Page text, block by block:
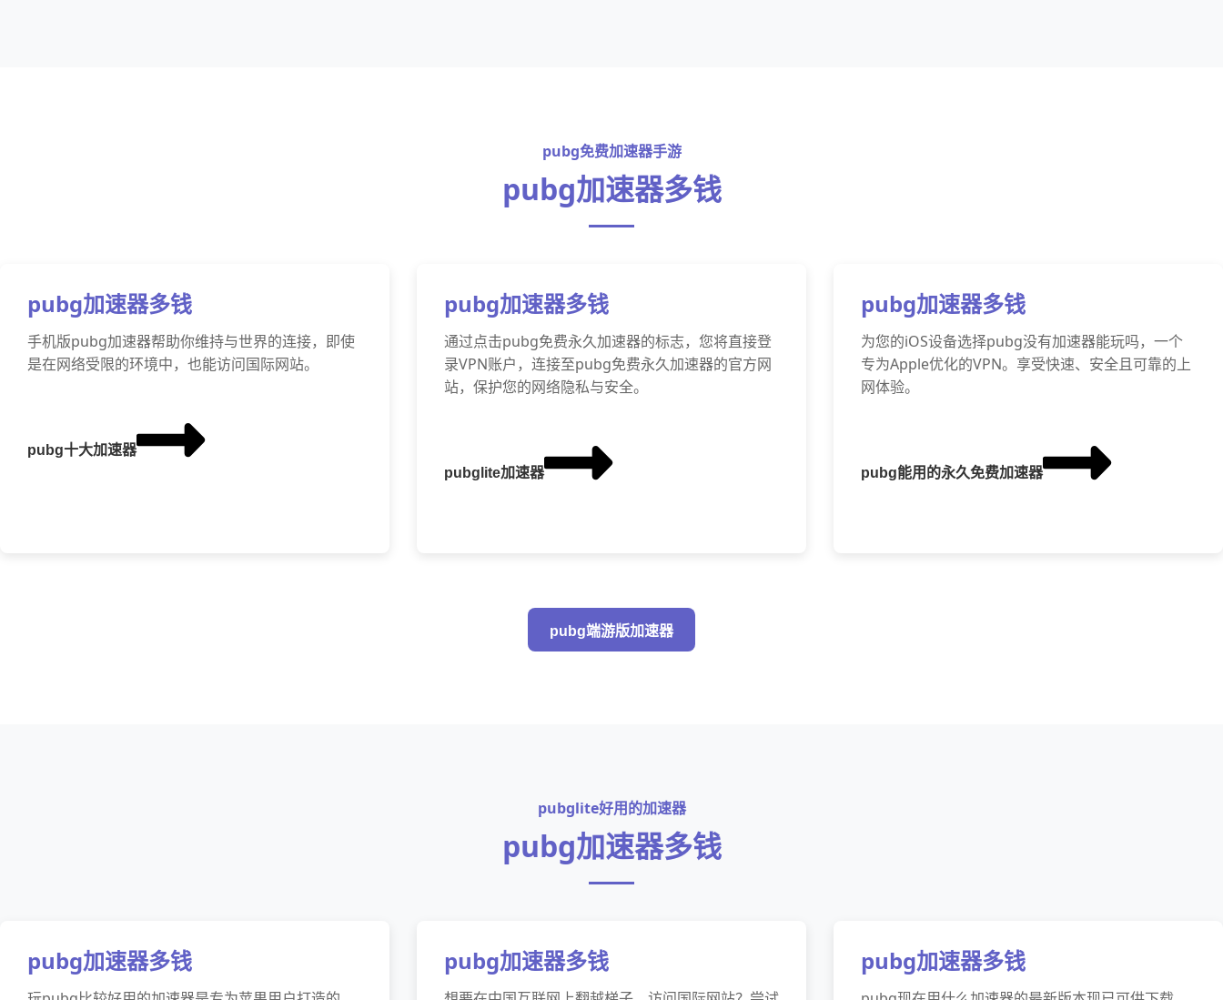
pubg免费加速器手游
pubg加速器多钱
pubg加速器多钱
手机版pubg加速器帮助你维持与世界的连接，即使
是在网络受限的环境中，也能访问国际网站。
pubg十大加速器
pubg加速器多钱
通过点击pubg免费永久加速器的标志，您将直接登
录VPN账户，连接至pubg免费永久加速器的官方网
站，保护您的网络隐私与安全。
pubglite加速器
pubg加速器多钱
为您的iOS设备选择pubg没有加速器能玩吗，一个
专为Apple优化的VPN。享受快速、安全且可靠的上
网体验。
pubg能用的永久免费加速器
pubg端游版加速器
pubglite好用的加速器
pubg加速器多钱
pubg加速器多钱 pubg加速器多钱 pubg加速器多钱